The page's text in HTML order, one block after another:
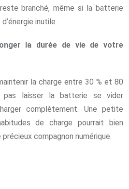
branché, même si la batterie
inutile.
la durée de vie de votre
la charge entre 30 % et 80
pas laisser la batterie se vider
complètement. Une petite
de charge pourrait bien
compagnon numérique.